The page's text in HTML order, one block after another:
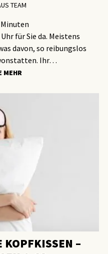
TEAM
Minuten
für Sie da. Meistens
davon, so reibungslos
Ihr…
MEHR
KOPFKISSEN –